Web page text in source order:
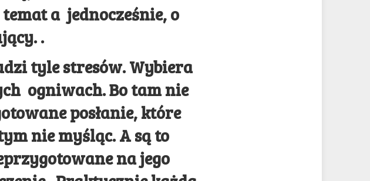
a jednocześnie, o
.
tyle stresów. Wybiera
ogniwach. Bo tam nie
posłanie, które
nie myśląc. A są to
na jego